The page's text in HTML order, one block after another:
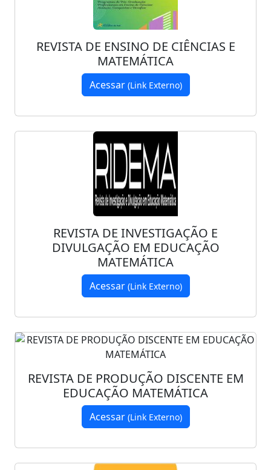
REVISTA DE ENSINO DE CIÊNCIAS E
MATEMÁTICA
Acessar (Link Externo)
REVISTA DE INVESTIGAÇÃO E
DIVULGAÇÃO EM EDUCAÇÃO
MATEMÁTICA
Acessar (Link Externo)
REVISTA DE PRODUÇÃO DISCENTE EM
EDUCAÇÃO MATEMÁTICA
Acessar (Link Externo)